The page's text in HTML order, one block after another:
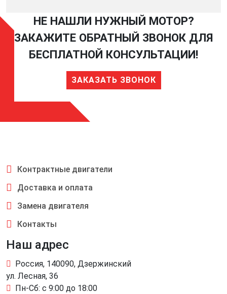
НЕ НАШЛИ НУЖНЫЙ МОТОР?
ЗАКАЖИТЕ ОБРАТНЫЙ ЗВОНОК ДЛЯ
БЕСПЛАТНОЙ КОНСУЛЬТАЦИИ!
ЗАКАЗАТЬ ЗВОНОК
Контрактные двигатели
Доставка и оплата
Замена двигателя
Контакты
Наш адрес
Россия, 140090, Дзержинский
ул. Лесная, 36
Пн-Сб: с 9:00 до 18:00